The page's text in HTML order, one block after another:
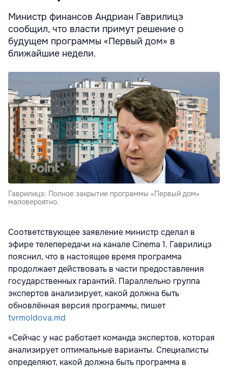
Министр финансов Андриан Гаврилицэ
сообщил, что власти примут решение о
будущем программы «Первый дом» в
ближайшие недели.
Гаврилицэ: Полное закрытие программы «Первый дом»
маловероятно.
Соответствующее заявление министр сделал в
эфире телепередачи на канале Cinema 1. Гаврилицэ
пояснил, что в настоящее время программа
продолжает действовать в части предоставления
государственных гарантий. Параллельно группа
экспертов анализирует, какой должна быть
обновлённая версия программы, пишет
tvrmoldova.md
«Сейчас у нас работает команда экспертов, которая
анализирует оптимальные варианты. Специалисты
определяют, какой должна быть программа в